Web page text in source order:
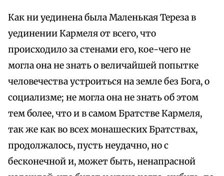
Как ни уединена была Маленькая Тереза в
уединении Кармеля от всего, что
происходило за стенами его, кое-чего не
могла она не знать о величайшей попытке
человечества устроиться на земле без Бога, о
социализме; не могла она не знать об этом
тем более, что и в самом Братстве Кармеля,
так же как во всех монашеских Братствах,
продолжалось, пусть неудачно, но с
бесконечной и, может быть, ненапрасной